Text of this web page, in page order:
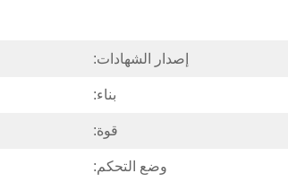
إصدار الشهادات:
بناء:
قوة:
وضع التحكم: